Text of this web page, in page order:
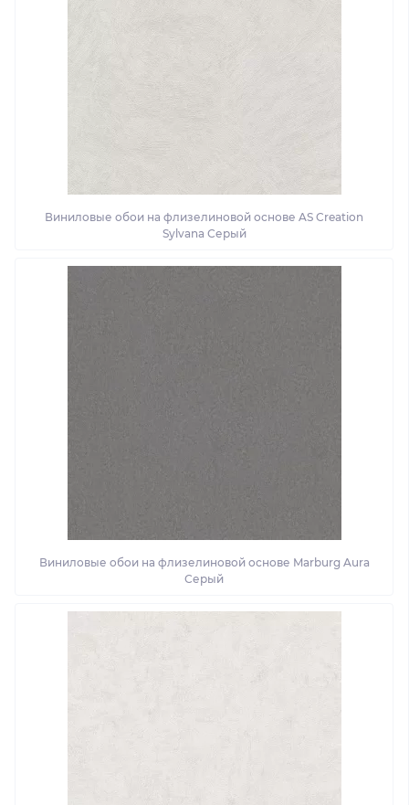
Виниловые обои на флизелиновой основе AS Creation
Sylvana Серый
Виниловые обои на флизелиновой основе Marburg Aura
Серый